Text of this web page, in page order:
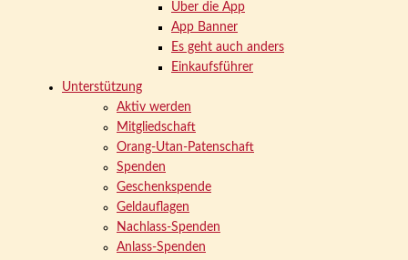
Über die App
App Banner
Es geht auch anders
Einkaufsführer
Unterstützung
Aktiv werden
Mitgliedschaft
Orang-Utan-Patenschaft
Spenden
Geschenkspende
Geldauflagen
Nachlass-Spenden
Anlass-Spenden